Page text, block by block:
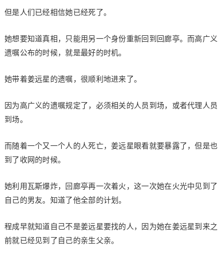
但是人们已经相信她已经死了。
她想要知道真相，只能用另一个身份重新回到回廊亭。而高广义
遗嘱公布的时候，就是最好的时机。
她带着姜远星的遗嘱，很顺利地进来了。
因为高广义的遗嘱规定了，必须相关的人员到场，或者代理人员
到场。
而随着一个又一个人的人死亡，姜远星眼看就要暴露了，但是也
到了收网的时候。
她利用瓦斯爆炸，回廊亭再一次着火，这一次她在火光中见到了
自己的男友。知道了他全部的计划。
程成早就知道自己不是姜远星要找的人，因为她在姜远星到来之
前就已经见到了自己的亲生父亲。